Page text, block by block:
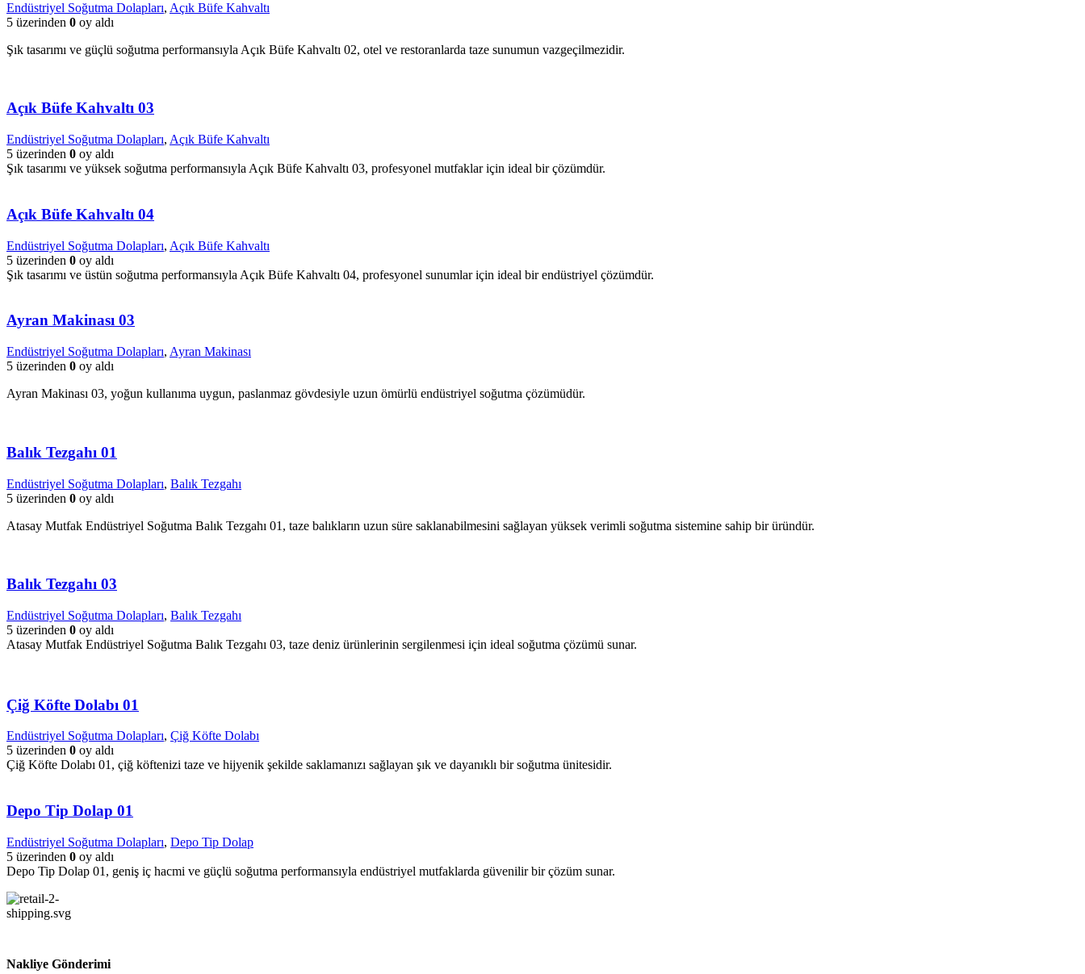
Endüstriyel Soğutma Dolapları, Açık Büfe Kahvaltı
5 üzerinden 0 oy aldı
Şık tasarımı ve güçlü soğutma performansıyla Açık Büfe Kahvaltı 02, otel ve restoranlarda taze sunumun vazgeçilmezidir.
Açık Büfe Kahvaltı 03
Endüstriyel Soğutma Dolapları, Açık Büfe Kahvaltı
5 üzerinden 0 oy aldı
Şık tasarımı ve yüksek soğutma performansıyla Açık Büfe Kahvaltı 03, profesyonel mutfaklar için ideal bir çözümdür.
Açık Büfe Kahvaltı 04
Endüstriyel Soğutma Dolapları, Açık Büfe Kahvaltı
5 üzerinden 0 oy aldı
Şık tasarımı ve üstün soğutma performansıyla Açık Büfe Kahvaltı 04, profesyonel sunumlar için ideal bir endüstriyel çözümdür.
Ayran Makinası 03
Endüstriyel Soğutma Dolapları, Ayran Makinası
5 üzerinden 0 oy aldı
Ayran Makinası 03, yoğun kullanıma uygun, paslanmaz gövdesiyle uzun ömürlü endüstriyel soğutma çözümüdür.
Balık Tezgahı 01
Endüstriyel Soğutma Dolapları, Balık Tezgahı
5 üzerinden 0 oy aldı
Atasay Mutfak Endüstriyel Soğutma Balık Tezgahı 01, taze balıkların uzun süre saklanabilmesini sağlayan yüksek verimli soğutma sistemine sahip bir üründür.
Balık Tezgahı 03
Endüstriyel Soğutma Dolapları, Balık Tezgahı
5 üzerinden 0 oy aldı
Atasay Mutfak Endüstriyel Soğutma Balık Tezgahı 03, taze deniz ürünlerinin sergilenmesi için ideal soğutma çözümü sunar.
Çiğ Köfte Dolabı 01
Endüstriyel Soğutma Dolapları, Çiğ Köfte Dolabı
5 üzerinden 0 oy aldı
Çiğ Köfte Dolabı 01, çiğ köftenizi taze ve hijyenik şekilde saklamanızı sağlayan şık ve dayanıklı bir soğutma ünitesidir.
Depo Tip Dolap 01
Endüstriyel Soğutma Dolapları, Depo Tip Dolap
5 üzerinden 0 oy aldı
Depo Tip Dolap 01, geniş iç hacmi ve güçlü soğutma performansıyla endüstriyel mutfaklarda güvenilir bir çözüm sunar.
Nakliye Gönderimi